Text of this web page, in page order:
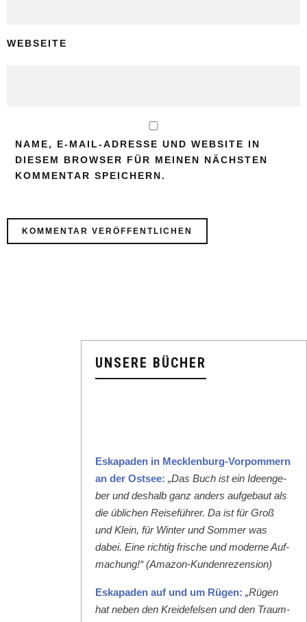
WEBSEITE
NAME, E-MAIL-ADRESSE UND WEBSITE IN
DIESEM BROWSER FÜR MEINEN NÄCHSTEN
KOMMENTAR SPEICHERN.
UNSERE BÜCHER
Eska­paden in Meck­len­burg-Vor­pom­mern
an der Ost­see: „Das Buch ist ein Ideenge­
ber und deshalb ganz anders aufge­baut als
die üblichen Reise­führer. Da ist für Groß
und Klein, für Win­ter und Som­mer was
dabei. Eine richtig frische und mod­erne Auf­
machung!“ (Ama­zon-Kun­den­rezen­sion)
Eska­paden auf und um Rügen: „Rügen
hat neben den Krei­de­felsen und den Traum­